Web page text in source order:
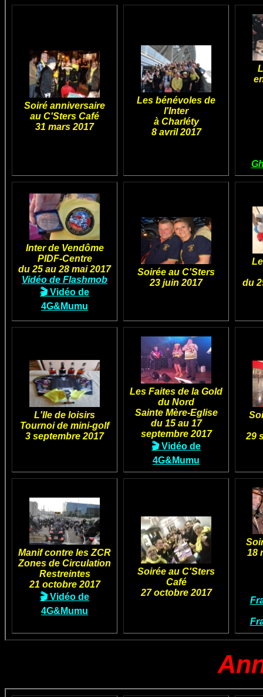
Soiré anniversaire
au C'Sters Café
31 mars 2017
Les bénévoles de
l'Inter
à Charléty
8 avril 2017
Inter de Vendôme
PIDF-Centre
du 25 au 28 mai 2017
Vidéo de Flashmob
🎬 Vidéo de
4G&Mumu
Soirée au C'Sters
23 juin 2017
du
L'Ile de loisirs
Tournoi de mini-golf
3 septembre 2017
Les Faites de la Gold
du Nord
Sainte Mère-Eglise
du 15 au 17
septembre 2017
🎬 Vidéo de
4G&Mumu
29
Manif contre les ZCR
Zones de Circulation
Restreintes
21 octobre 2017
🎬 Vidéo de
4G&Mumu
Soirée au C'Sters
Café
27 octobre 2017
18